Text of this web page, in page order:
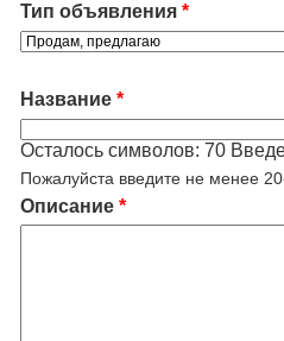
Тип объявления *
Название *
Осталось символов: 70
Пожалуйста введите не менее
Описание *